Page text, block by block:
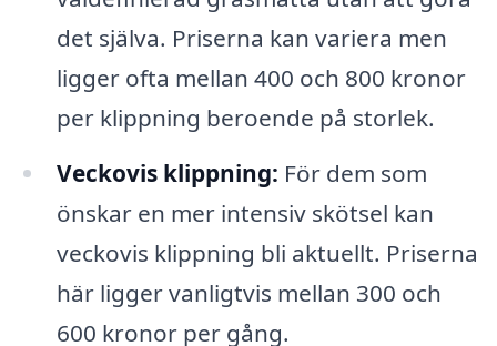
det själva. Priserna kan variera men
ligger ofta mellan 400 och 800 kronor
per klippning beroende på storlek.
Veckovis klippning: För dem som
önskar en mer intensiv skötsel kan
veckovis klippning bli aktuellt. Priserna
här ligger vanligtvis mellan 300 och
600 kronor per gång.